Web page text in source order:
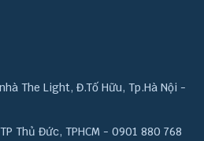
The Light, Đ.Tố Hữu, Tp.Hà Nội -
Thủ Đức, TPHCM - 0901 880 768